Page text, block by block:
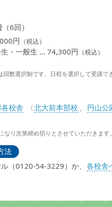
6回）
円 （税込）
・一般生 … 74,300円 （税込）
回数選択制です。日程を選択して受講で
校舎
〈北大前本部校 円山公
なり次第締め切りとさせていただきます。
法
（0120-54-3229）か、 各校舎